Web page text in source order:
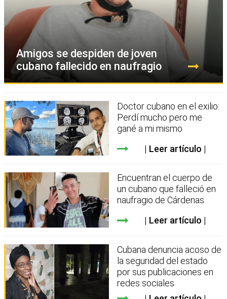
Amigos se despiden de joven
cubano fallecido en naufragio
Doctor cubano en el exilio:
Perdí mucho pero me
gané a mi mismo
Leer artículo
Encuentran el cuerpo de
un cubano que falleció en
naufragio de Cárdenas
Leer artículo
Cubana denuncia acoso de
la seguridad del estado
por sus publicaciones en
redes sociales